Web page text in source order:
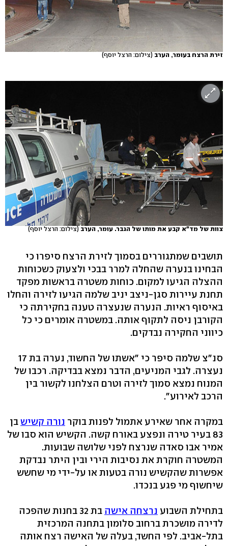
זירת הרצח בעומר, הערב (צילום: הרצל יוסף)
צוות של מד"א קבע את מותו של הגבר. עומר, הערב(צילום: הרצל יוסף)
תושבים שמתגוררים בסמוך לזירת הרצח סיפרו כי
הבחינו בנערה שהחלה למרר בבכי ולצעוק כשכוחות
ההצלה הגיעו למקום. כוחות משטרה בראשות מפקד
תחנת עיירות סגן-ניצב יניב שלמה הגיעו לזירה והחלו
באיסוף ראיות. הנערה שנעצרה טענה בחקירתה כי
הקורבן ניסה לתקוף אותה. במשטרה אומרים כי כל
כיווני החקירה נבדקים.
סנ"צ שלמה סיפר כי "אשתו של החשוד, נערה בת 17
נעצרה. לגבי המניעים, הדבר נמצא בבדיקה. רכבו של
המנוח נמצא סמוך לזירה וטרם הצלחנו לקשור בין
הרכב לאירוע".
במקרה אחר שאירע אתמול לפנות בוקר נורה קשישבן
83 בעיר טירה ונפצע באורח קשה. הקשיש הוא סבו של
אמיר אבו סאדה שנרצח לפני שלושה שבועות.
המשטרה חוקרת את נסיבות הירי ובין היתר נבדקת
אפשרות שהקשיש נורה בטעות או על-ידי מי שחשש
שיחשוף מי פגע בנכדו.
בתחילת השבוע נרצחה אישה
בת 32 בחנות שהפכה
לדירה מושכרת ברחוב סלומון בתחנה המרכזית
בתל-אביב. לפי החשד, בעלה של האישה רצח אותה